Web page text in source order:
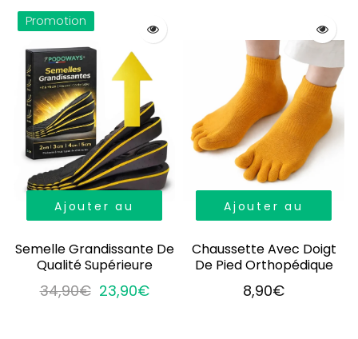
Promotion
Ajouter au
Semelle Grandissante De
Qualité Supérieure
34,90€ 23,90€
Ajouter au
Chaussette Avec Doigt
De Pied Orthopédique
8,90€